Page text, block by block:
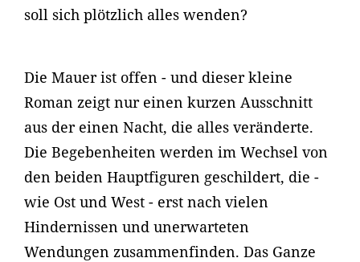
soll sich plötzlich alles wenden?
Die Mauer ist offen - und dieser kleine
Roman zeigt nur einen kurzen Ausschnitt
aus der einen Nacht, die alles veränderte.
Die Begebenheiten werden im Wechsel von
den beiden Hauptfiguren geschildert, die -
wie Ost und West - erst nach vielen
Hindernissen und unerwarteten
Wendungen zusammenfinden. Das Ganze